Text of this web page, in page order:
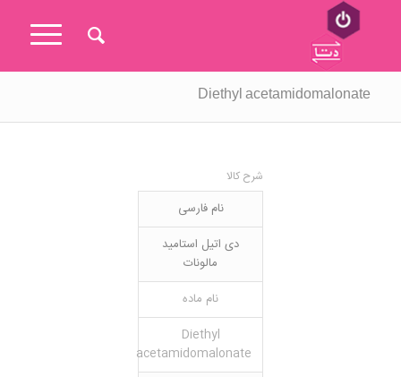
Diethyl acetamidomalonate
شرح کالا
نام فارسی
دی اتیل استامید
مالونات
نام ماده
Diethyl
acetamidomalonate